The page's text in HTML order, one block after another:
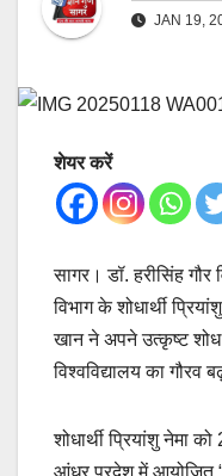
JAN 19,
शेयर करें
सागर। डॉ. हरीसिंह गौर
विभाग के शोधार्थी
खान ने अपने उत्कृष्ट शोध
विश्वविद्यालय का गौरव
शोधार्थी प्रियांशु नेमा
आंध्र प्रदेश में आयोजित